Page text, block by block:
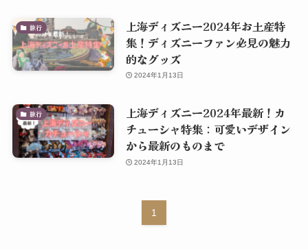
旅行
上海ディズニー2024年お土産特
集！ディズニーファン必見の魅力
的なグッズ
2024年1月13日
旅行
上海ディズニー2024年最新！カ
チューシャ特集：可愛いデザイン
から最新のものまで
2024年1月13日
1